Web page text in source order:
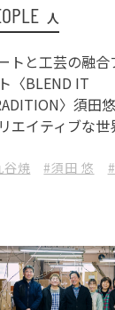
イパン #TENT
人
トと工芸の融合
〈BLEND IT
〉須田
エイティブな世
谷焼 #須田 悠